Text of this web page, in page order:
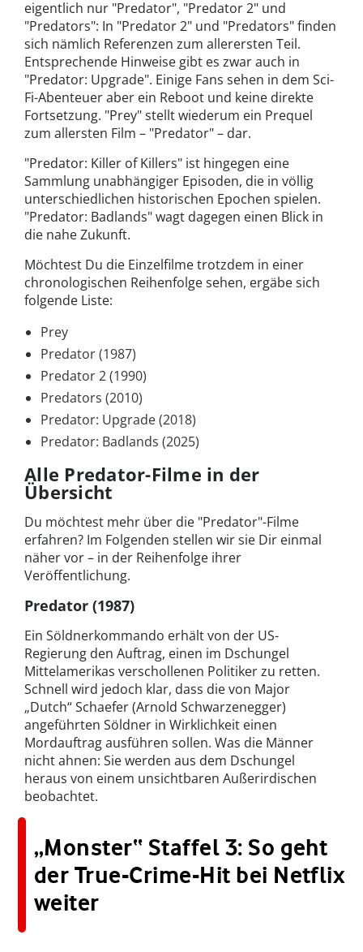
eigentlich nur "Predator", "Predator 2" und
"Predators": In "Predator 2" und "Predators" finden
sich nämlich Referenzen zum allerersten Teil.
Entsprechende Hinweise gibt es zwar auch in
"Predator: Upgrade". Einige Fans sehen in dem Sci-
Fi-Abenteuer aber ein Reboot und keine direkte
Fortsetzung. "Prey" stellt wiederum ein Prequel
zum allersten Film – "Predator" – dar.
"Predator: Killer of Killers" ist hingegen eine
Sammlung unabhängiger Episoden, die in völlig
unterschiedlichen historischen Epochen spielen.
"Predator: Badlands" wagt dagegen einen Blick in
die nahe Zukunft.
Möchtest Du die Einzelfilme trotzdem in einer
chronologischen Reihenfolge sehen, ergäbe sich
folgende Liste:
Prey
Predator (1987)
Predator 2 (1990)
Predators (2010)
Predator: Upgrade (2018)
Predator: Badlands (2025)
Alle Predator-Filme in der
Übersicht
Du möchtest mehr über die "Predator"-Filme
erfahren? Im Folgenden stellen wir sie Dir einmal
näher vor – in der Reihenfolge ihrer
Veröffentlichung.
Predator (1987)
Ein Söldnerkommando erhält von der US-
Regierung den Auftrag, einen im Dschungel
Mittelamerikas verschollenen Politiker zu retten.
Schnell wird jedoch klar, dass die von Major
„Dutch“ Schaefer (Arnold Schwarzenegger)
angeführten Söldner in Wirklichkeit einen
Mordauftrag ausführen sollen. Was die Männer
nicht ahnen: Sie werden aus dem Dschungel
heraus von einem unsichtbaren Außerirdischen
beobachtet.
„Monster“ Staffel 3: So geht
der True-Crime-Hit bei Netflix
weiter